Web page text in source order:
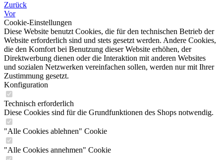
Zurück
Vor
Cookie-Einstellungen
Diese Website benutzt Cookies, die für den technischen Betrieb der
Website erforderlich sind und stets gesetzt werden. Andere Cookies,
die den Komfort bei Benutzung dieser Website erhöhen, der
Direktwerbung dienen oder die Interaktion mit anderen Websites
und sozialen Netzwerken vereinfachen sollen, werden nur mit Ihrer
Zustimmung gesetzt.
Konfiguration
Technisch erforderlich
Diese Cookies sind für die Grundfunktionen des Shops notwendig.
"Alle Cookies ablehnen" Cookie
"Alle Cookies annehmen" Cookie